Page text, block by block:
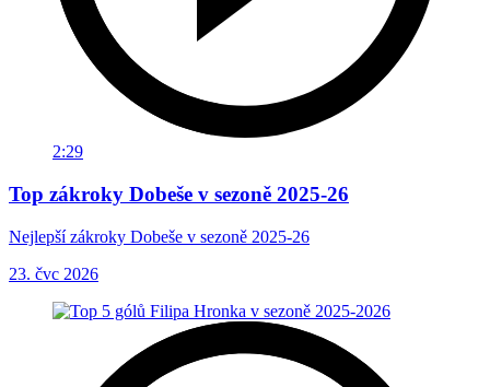
2:29
Top zákroky Dobeše v sezoně 2025-26
Nejlepší zákroky Dobeše v sezoně 2025-26
23. čvc 2026